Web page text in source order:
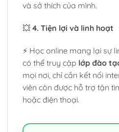
và sở thích của mình.
💥 4. Tiện lợi và linh hoạt
⚡ Học online mang lại sự
có thể truy cập lớp đào
mọi nơi, chỉ cần kết nối
viên còn được hỗ trợ tận
hoặc điện thoại.